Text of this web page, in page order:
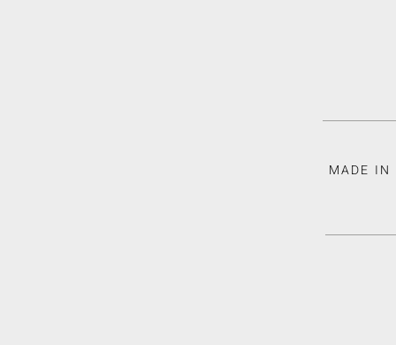
MADE IN